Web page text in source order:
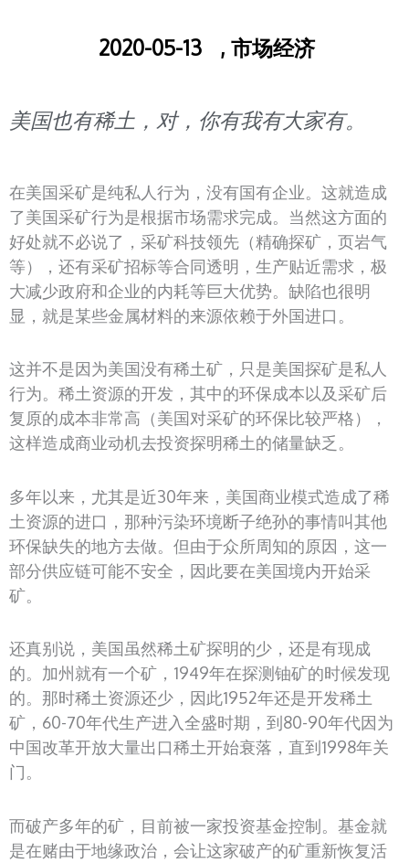
2020-05-13 , 市场经济
美国也有稀土，对，你有我有大家有。
在美国采矿是纯私人行为，没有国有企业。这就造成
了美国采矿行为是根据市场需求完成。当然这方面的
好处就不必说了，采矿科技领先（精确探矿，页岩气
等），还有采矿招标等合同透明，生产贴近需求，极
大减少政府和企业的内耗等巨大优势。缺陷也很明
显，就是某些金属材料的来源依赖于外国进口。
这并不是因为美国没有稀土矿，只是美国探矿是私人
行为。稀土资源的开发，其中的环保成本以及采矿后
复原的成本非常高（美国对采矿的环保比较严格），
这样造成商业动机去投资探明稀土的储量缺乏。
多年以来，尤其是近30年来，美国商业模式造成了稀
土资源的进口，那种污染环境断子绝孙的事情叫其他
环保缺失的地方去做。但由于众所周知的原因，这一
部分供应链可能不安全，因此要在美国境内开始采
矿。
还真别说，美国虽然稀土矿探明的少，还是有现成
的。加州就有一个矿，1949年在探测铀矿的时候发现
的。那时稀土资源还少，因此1952年还是开发稀土
矿，60-70年代生产进入全盛时期，到80-90年代因为
中国改革开放大量出口稀土开始衰落，直到1998年关
门。
而破产多年的矿，目前被一家投资基金控制。基金就
是在赌由于地缘政治，会让这家破产的矿重新恢复活